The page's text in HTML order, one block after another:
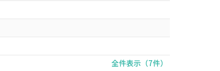
全件表示（7件）